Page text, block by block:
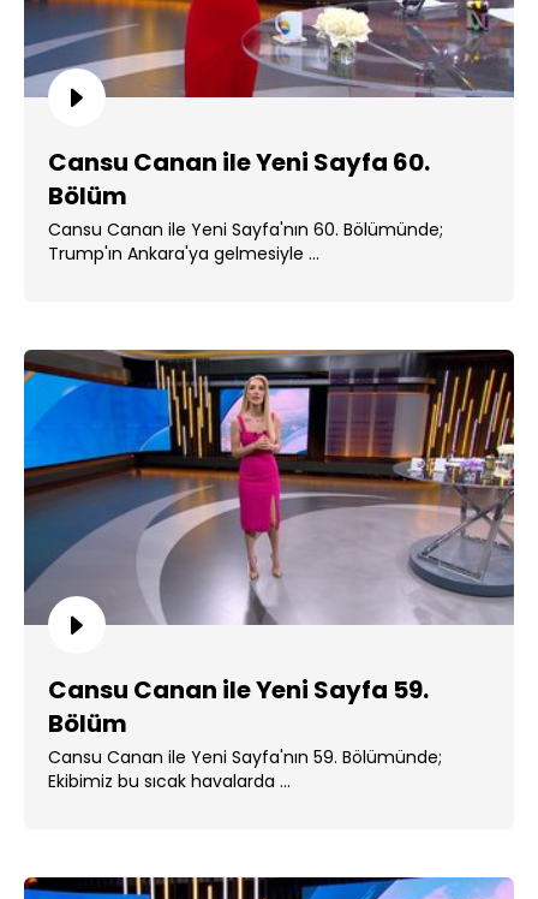
Cansu Canan ile Yeni Sayfa 60.
Bölüm
Cansu Canan ile Yeni Sayfa'nın 60. Bölümünde;
Trump'ın Ankara'ya gelmesiyle ...
Cansu Canan ile Yeni Sayfa 59.
Bölüm
Cansu Canan ile Yeni Sayfa'nın 59. Bölümünde;
Ekibimiz bu sıcak havalarda ...